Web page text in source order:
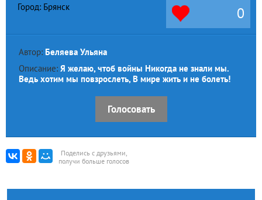
Город: Брянск 0
Автор: Беляева Ульяна
Описание: Я желаю, чтоб войны Никогда не знали мы.
Ведь хотим мы повзрослеть, В мире жить и не болеть!
Голосовать
Поделись с друзьями,
получи больше голосов